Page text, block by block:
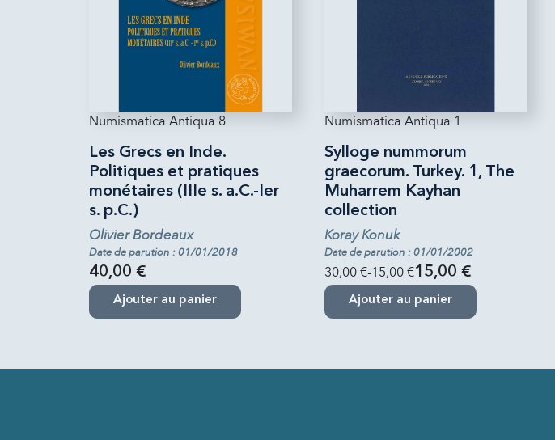
Numismatica Antiqua 8
Les Grecs en Inde.
Politiques et pratiques
monétaires (IIIe s. a.C.-Ier
s. p.C.)
Olivier Bordeaux
Date de parution : 01/01/2018
40,00 €
Ajouter au panier
Numismatica Antiqua 1
Sylloge nummorum
graecorum. Turkey. 1, The
Muharrem Kayhan
collection
Koray Konuk
Date de parution : 01/01/2002
30,00 €-15,00 €15,00 €
Ajouter au panier